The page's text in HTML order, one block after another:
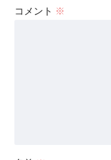
コメント ※